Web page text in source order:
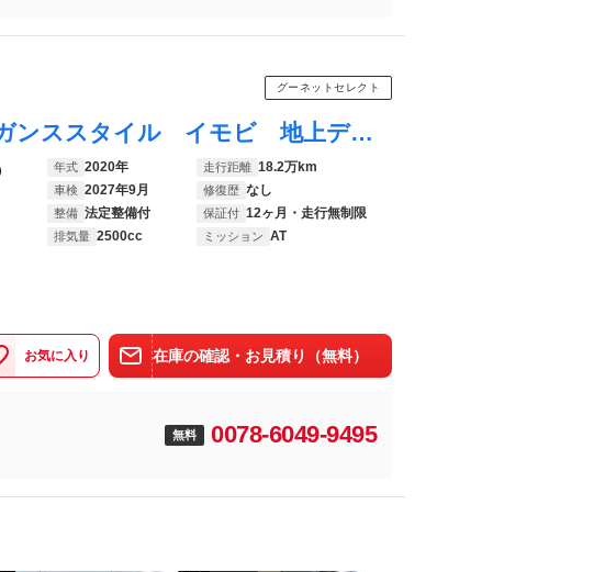
グーネットセレクト
クラウンハイブリッド Ｓ エレガンススタイル イモビ 地上デジタル ＡＵＸ ＬＥＤヘッドライ 衝突軽減ブレーキ ＤＶＤ 横滑り防止装置 クルーズコントロール パワーシート ナビＴＶ オートエアコン ドラレコ バックカメラ アルミホイール ＥＴＣ
年式 2020年 走行距離 18.2万km
車検 2027年9月 修復歴 なし
整備 法定整備付 保証付 12ヶ月・走行無制限
排気量 2500cc ミッション AT
お気に入り 在庫の確認・お見積り（無料）
無料 0078-6049-9495